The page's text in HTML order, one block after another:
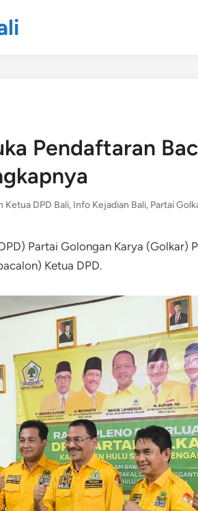
Pendaftaran
Ketua DPD Bali, Info Kejadian Bali, Partai
Partai Golongan Karya (Golkar)
Ketua DPD.